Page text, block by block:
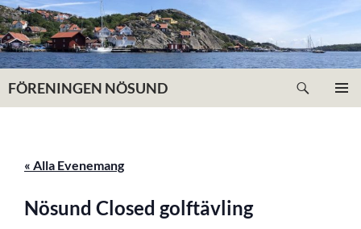
Hoppa
till
innehåll
FÖRENINGEN NÖSUND
« Alla Evenemang
Nösund Closed golftävling